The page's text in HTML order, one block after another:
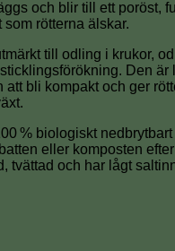
och blir till ett poröst,
rötterna älskar.
till odling i krukor,
Den är
att bli kompakt och ger
% biologiskt
eller komposten
tvättad och har lågt